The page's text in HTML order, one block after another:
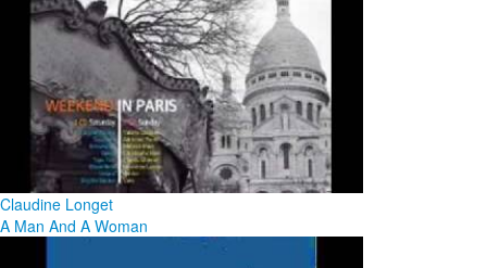
Claudine Longet
A Man And A Woman